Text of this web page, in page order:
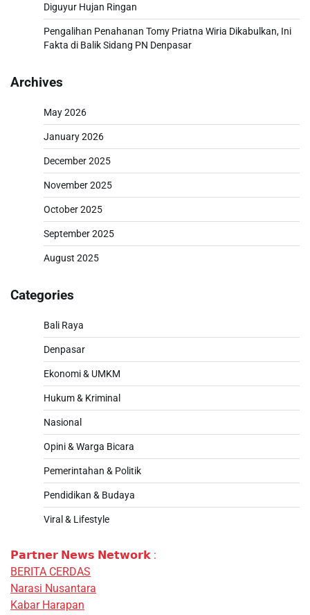
Diguyur Hujan Ringan
Pengalihan Penahanan Tomy Priatna Wiria Dikabulkan, Ini
Fakta di Balik Sidang PN Denpasar
Archives
May 2026
January 2026
December 2025
November 2025
October 2025
September 2025
August 2025
Categories
Bali Raya
Denpasar
Ekonomi & UMKM
Hukum & Kriminal
Nasional
Opini & Warga Bicara
Pemerintahan & Politik
Pendidikan & Budaya
Viral & Lifestyle
𝗣𝗮𝗿𝘁𝗻𝗲𝗿 𝗡𝗲𝘄𝘀 𝗡𝗲𝘁𝘄𝗼𝗿𝗸 :
BERITA CERDAS
Narasi Nusantara
Kabar Harapan